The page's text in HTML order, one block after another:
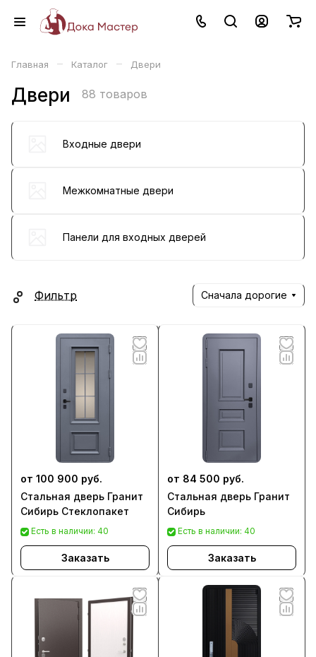
Главная – Каталог – Двери
Двери 88 товаров
Входные двери
Межкомнатные двери
Панели для входных дверей
Фильтр Сначала дорогие
от 100 900 руб.
Стальная дверь Гранит
Сибирь Стеклопакет
Есть в наличии: 40
Заказать
от 84 500 руб.
Стальная дверь Гранит
Сибирь
Есть в наличии: 40
Заказать